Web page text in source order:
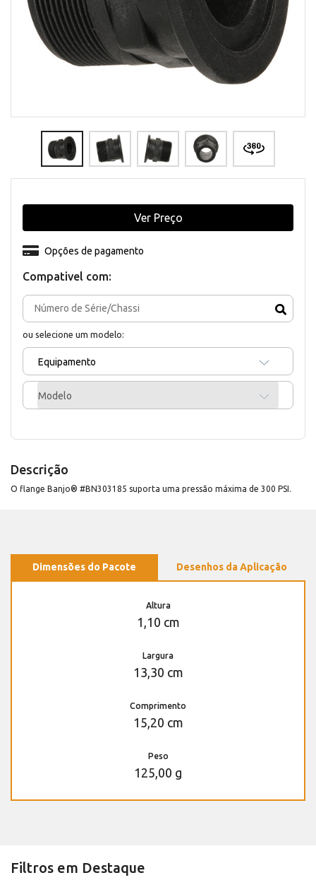
Compativel com:
ou selecione um modelo:
Equipamento
Modelo
Opções de pagamento
Ver Preço
Descrição
O flange Banjo® #BN303185 suporta uma pressão máxima de 300 PSI.
Dimensões do Pacote Desenhos da Aplicação
Altura
1,10 cm
Largura
13,30 cm
Comprimento
15,20 cm
Peso
125,00 g
Filtros em Destaque